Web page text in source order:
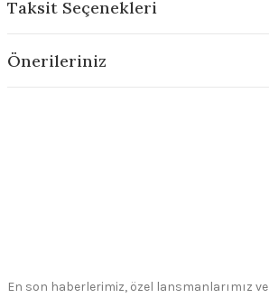
Taksit Seçenekleri
Önerileriniz
En son haberlerimiz, özel lansmanlarımız ve